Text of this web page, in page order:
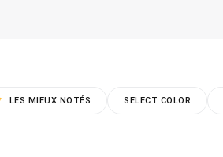
LES MIEUX NOTÉS SELECT COLOR